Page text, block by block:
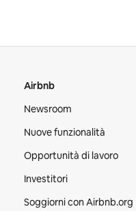
Airbnb
Newsroom
Nuove funzionalità
Opportunità di lavoro
Investitori
Soggiorni con Airbnb.org